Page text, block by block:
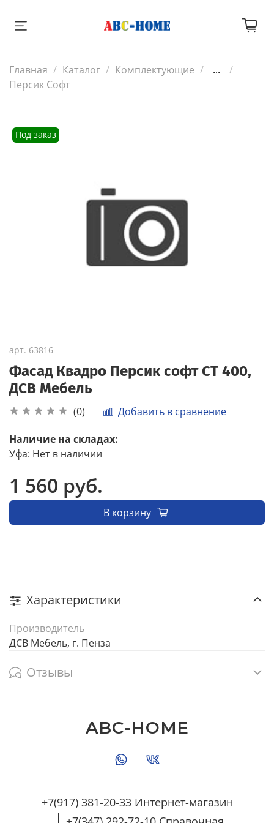
Главная Каталог Комплектующие
...
Персик Софт
Под заказ
арт. 63816
Фасад Квадро Персик софт СТ 400,
ДСВ Мебель
(0) Добавить в сравнение
Наличие на складах:
Уфа: Нет в наличии
1 560 руб.
В корзину
Характеристики
Производитель
ДСВ Мебель, г. Пенза
Отзывы
+7(917) 381-20-33 Интернет-магазин
ABC-HOME